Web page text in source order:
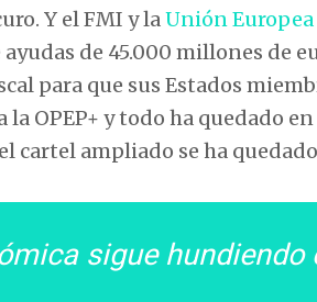
Y el FMI y laUnión Europea
de 45.000 millones de
para que sus Estados
OPEP+ y todo ha quedado
cartel ampliado se ha
sigue